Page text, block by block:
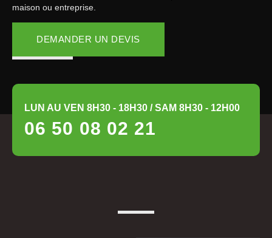
maison ou entreprise.
DEMANDER UN DEVIS
LUN AU VEN 8H30 - 18H30 / SAM 8H30 - 12H00
06 50 08 02 21